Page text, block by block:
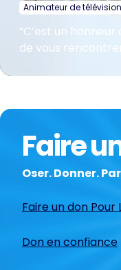
Animateur de télévision
“C’est un
de vous
Faire
Oser. Donner.
Faire un don Pour
Don en confiance